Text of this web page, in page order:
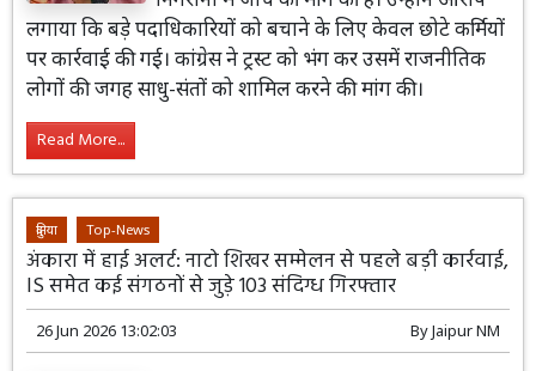
लगाया कि बड़े पदाधिकारियों को बचाने के लिए केवल छोटे कर्मियों
पर कार्रवाई की गई। कांग्रेस ने ट्रस्ट को भंग कर उसमें राजनीतिक
लोगों की जगह साधु-संतों को शामिल करने की मांग की।
Read More...
दुनिया Top-News
अंकारा में हाई अलर्ट: नाटो शिखर सम्मेलन से पहले बड़ी कार्रवाई,
IS समेत कई संगठनों से जुड़े 103 संदिग्ध गिरफ्तार
26 Jun 2026 13:02:03 ByJaipur NM